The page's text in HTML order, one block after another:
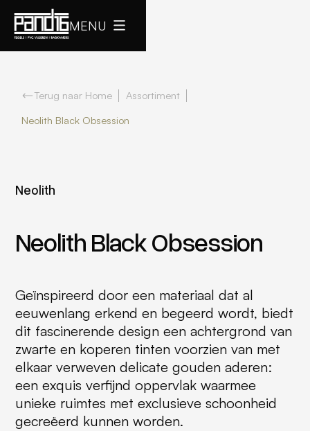
MENU
Terug naar Home
Assortiment
Neolith Black Obsession
Neolith
Neolith Black Obsession
Geïnspireerd door een materiaal dat al
eeuwenlang erkend en begeerd wordt, biedt
dit fascinerende design een achtergrond van
zwarte en koperen tinten voorzien van met
elkaar verweven delicate gouden aderen:
een exquis verfijnd oppervlak waarmee
unieke ruimtes met exclusieve schoonheid
gecreëerd kunnen worden.